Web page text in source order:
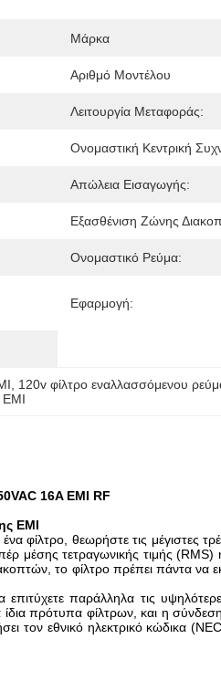
Μάρκα
Αριθμό Μοντέλου
Λειτουργία Μεταφοράς:
Ονομαστική Κεντρική
Απώλεια Εισαγωγής:
Εξασθένιση Ζώνης
Ονομαστικό Ρεύμα:
Εφαρμογή:
120v φίλτρο εναλλασσόμενου
EMI
16A EMI RF
EMI
φίλτρο, θεωρήστε τις μέγιστες
μέσης τετραγωνικής τιμής
το φίλτρο πρέπει πάντα να
παράλληλα τις
πρότυπα φίλτρων, και η
τον εθνικό ηλεκτρικό κώδικα